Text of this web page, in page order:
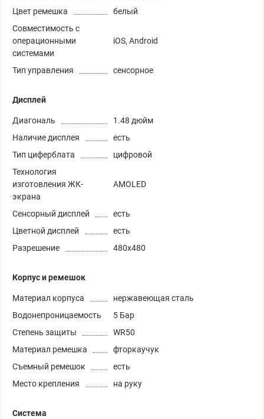
Цвет ремешка
белый
Совместимость с
операционными
системами
iOS, Android
Тип управления сенсорное
Дисплей
Диагональ
1.48 дюйм
Наличие дисплея
есть
Тип циферблата
цифровой
Технология
изготовления ЖК-
экрана
AMOLED
Сенсорный дисплей
есть
Цветной дисплей
есть
Разрешение
480x480
Корпус и ремешок
Материал корпуса
нержавеющая сталь
Водонепроницаемость
5 Бар
Степень защиты
WR50
Материал ремешка
фторкаучук
Съемный ремешок
есть
Место крепления
на руку
Система